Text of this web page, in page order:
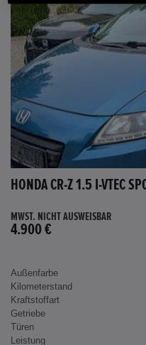
HONDA CR-Z 1.5 I-VTEC
MWST. NICHT AUSWEISBAR
4.900 €
Außenfarbe
Kilometerstand
Kraftstoffart
Getriebe
Türen
Leistung